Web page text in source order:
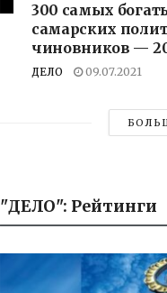
300 самых
самарских
чиновников —
ДЕЛО 09.07.2021
"ДЕЛО": Рейтинги